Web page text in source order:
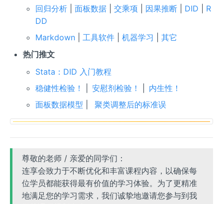
回归分析 |面板数据 |交乘项 因果推断 DID
R
DD
Markdown
工具软件 |机器学习 |其它
热门推文
Stata：DID 入门教程
稳健性检验！
|安慰剂检验！
内生性！
面板数据模型 |聚类调整后的标准误
尊敬的老师 / 亲爱的同学们：
连享会致力于不断优化和丰富课程内容，以确保每
位学员都能获得最有价值的学习体验。为了更精准
地满足您的学习需求，我们诚挚地邀请您参与到我